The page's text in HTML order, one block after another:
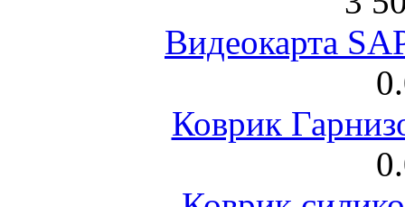
Видеокарта
Коврик